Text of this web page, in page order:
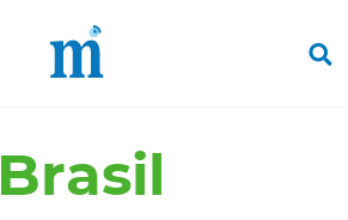
Brasil